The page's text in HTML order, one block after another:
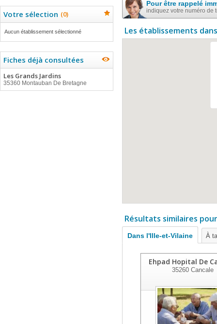
Votre sélection (0)
Aucun établissement sélectionné
Fiches déjà consultées
Les Grands Jardins
35360 Montauban De Bretagne
Pour être rappelé
indiquez votre numéro de
Les établissements
Résultats similaires
Dans l'Ille-et-Vilaine À
Ehpad Hopital De
35260Cancale